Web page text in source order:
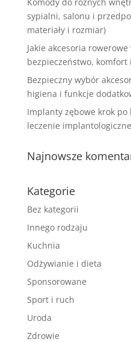
sypialni, salonu i
materiały i rozmiar)
Jakie akcesoria
bezpieczeństwo,
Bezpieczny wybór
higiena i funkcje
Implanty zębowe krok
leczenie
Najnowsze
Kategorie
Bez kategorii
Innego rodzaju
Kuchnia
Odżywianie i dieta
Sponsorowane
Sport i ruch
Uroda
Zdrowie